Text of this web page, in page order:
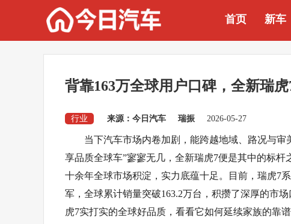
首页 新车
背靠163万全球用户口碑，全新瑞
行业 来源：今日汽车 瑞振 2026-05-27
当下汽车市场内卷加剧，能跨越地域、路况与
享品质全球车”寥寥无几，全新瑞虎7便是其中的标
十余年全球市场积淀，实力底蕴十足。目前，瑞虎7
军，全球累计销量突破163.2万台，积攒了深厚的市
虎7实打实的全球好品质，看看它如何延续家族的靠